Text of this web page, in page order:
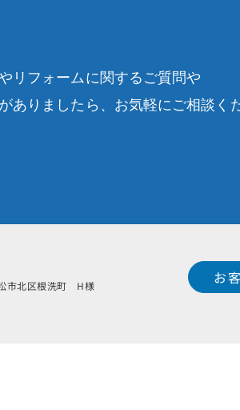
リフォームに関するご質問や
ありましたら、お気軽にご相談く
市北区根洗町 H様
お